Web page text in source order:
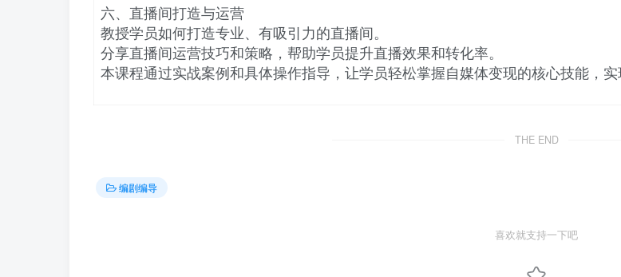
六、直播间打造与运营
教授学员如何打造专业、有吸引力的直播间。
分享直播间运营技巧和策略，帮助学员提升直播效果和转化率。
本课程通过实战案例和具体操作指导，让学员轻松掌握自媒体变现的核心技能，实
THE END
编剧编导
喜欢就支持一下吧